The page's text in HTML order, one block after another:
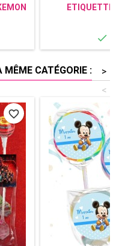
ETIQUETTE

CATÉGORIE :
>
<
favorite_border